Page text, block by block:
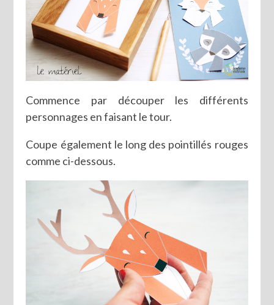
Commence par découper les différents
personnages en faisant le tour.
Coupe également le long des pointillés rouges
comme ci-dessous.